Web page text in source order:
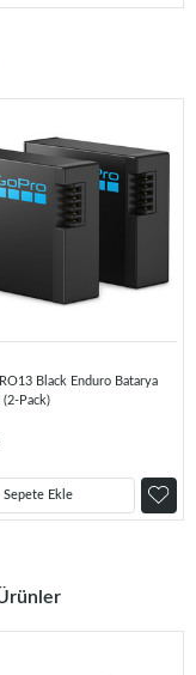
Black Enduro Batarya
(2-Pack)
Sepete Ekle